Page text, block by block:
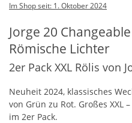
Im Shop seit: 1. Oktober 2024
Jorge 20
Römische Lichter
2er Pack XXL Rölis von
Neuheit 2024, klassisches
von Grün zu Rot. Großes XXL
im 2er Pack.